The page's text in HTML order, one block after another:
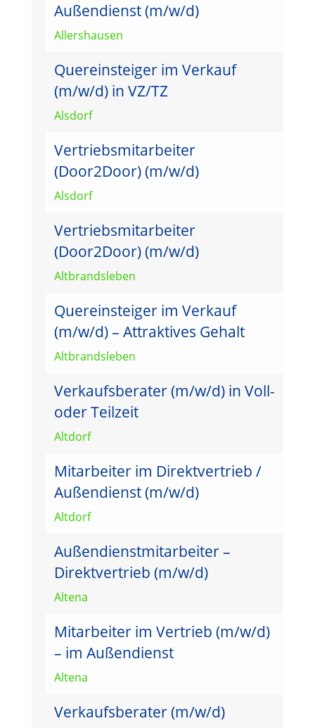
Außendienst (m/w/d)
Allershausen
Quereinsteiger im Verkauf
(m/w/d) in VZ/TZ
Alsdorf
Vertriebsmitarbeiter
(Door2Door) (m/w/d)
Alsdorf
Vertriebsmitarbeiter
(Door2Door) (m/w/d)
Altbrandsleben
Quereinsteiger im Verkauf
(m/w/d) – Attraktives Gehalt
Altbrandsleben
Verkaufsberater (m/w/d) in Voll-
oder Teilzeit
Altdorf
Mitarbeiter im Direktvertrieb /
Außendienst (m/w/d)
Altdorf
Außendienstmitarbeiter –
Direktvertrieb (m/w/d)
Altena
Mitarbeiter im Vertrieb (m/w/d)
– im Außendienst
Altena
Verkaufsberater (m/w/d)